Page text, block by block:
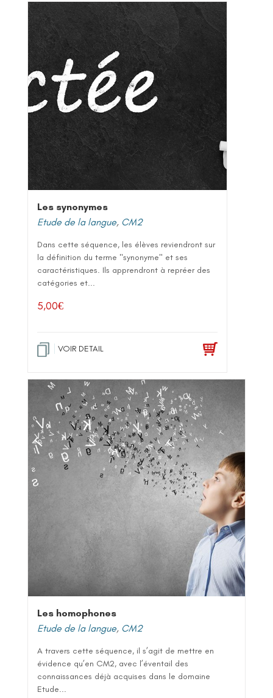
Les synonymes
Etude de la langue, CM2
Dans cette séquence, les élèves reviendront sur
la définition du terme "synonyme" et ses
caractéristiques. Ils apprendront à repréer des
catégories et...
5,00€
VOIR DETAIL
Les homophones
Etude de la langue, CM2
A travers cette séquence, il s’agit de mettre en
évidence qu’en CM2, avec l’éventail des
connaissances déjà acquises dans le domaine
Etude...